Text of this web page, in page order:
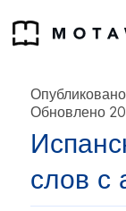
Обновлено
слов с